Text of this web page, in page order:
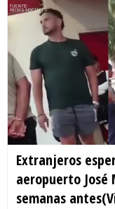
Extranjeros
aeropuerto
semanas